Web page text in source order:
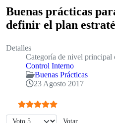
Buenas prácticas
definir el plan
Detalles
Categoría de nivel principal
Control Interno
Buenas Prácticas
23 Agosto 2017
Ratio:5/5
Por favor, vote